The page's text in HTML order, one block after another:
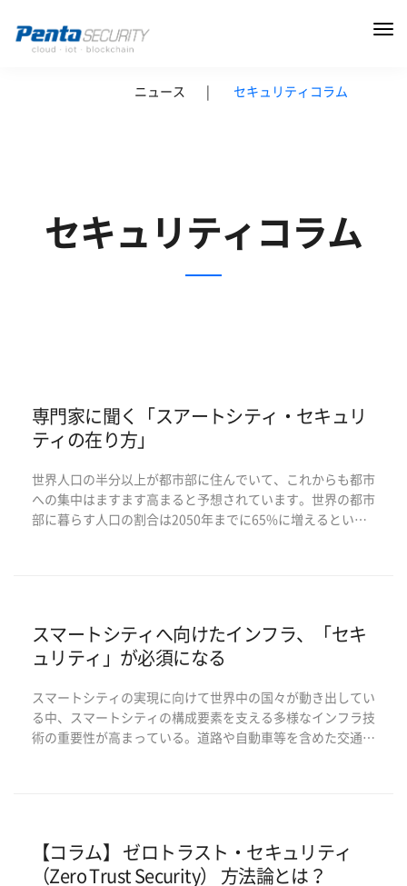
ニュース セキュリティコラム
セキュリティコラム
専門家に聞く「スアートシティ・セキュリ
ティの在り方」
世界人口の半分以上が都市部に住んでいて、これからも都市
への集中はますます高まると予想されています。世界の都市
部に暮らす人口の割合は2050年までに65%に増えるという
スマートシティへ向けたインフラ、「セキ
ュリティ」が必須になる
スマートシティの実現に向けて世界中の国々が動き出してい
る中、スマートシティの構成要素を支える多様なインフラ技
術の重要性が高まっている。道路や自動車等を含めた交通シ
【コラム】 ゼロトラスト・セキュリティ
（Zero Trust Security） 方法論とは？